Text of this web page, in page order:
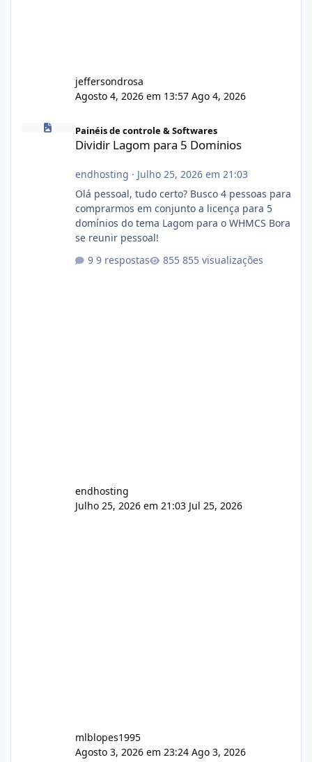
jeffersondrosa
Agosto 4, 2026 em 13:57 Ago 4, 2026
Dividir Lagom para 5 Dominios
Painéis de controle & Softwares
Dividir Lagom para 5 Dominios
endhosting · Julho 25, 2026 em 21:03
Olá pessoal, tudo certo? Busco 4 pessoas para
comprarmos em conjunto a licença para 5
domínios do tema Lagom para o WHMCS Bora
se reunir pessoal!
9 respostas
855 visualizações
endhosting
Julho 25, 2026 em 21:03 Jul 25, 2026
mlblopes1995
Agosto 3, 2026 em 23:24 Ago 3, 2026